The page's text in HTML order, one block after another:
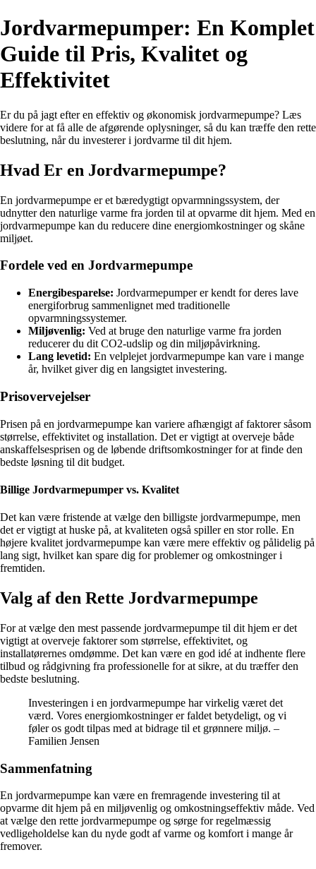
Jordvarmepumper: En Komplet
Guide til Pris, Kvalitet og
Effektivitet
Er du på jagt efter en effektiv og økonomisk jordvarmepumpe? Læs
videre for at få alle de afgørende oplysninger, så du kan træffe den rette
beslutning, når du investerer i jordvarme til dit hjem.
Hvad Er en Jordvarmepumpe?
En jordvarmepumpe er et bæredygtigt opvarmningssystem, der
udnytter den naturlige varme fra jorden til at opvarme dit hjem. Med en
jordvarmepumpe kan du reducere dine energiomkostninger og skåne
miljøet.
Fordele ved en Jordvarmepumpe
Energibesparelse: Jordvarmepumper er kendt for deres lave
energiforbrug sammenlignet med traditionelle
opvarmningssystemer.
Miljøvenlig: Ved at bruge den naturlige varme fra jorden
reducerer du dit CO2-udslip og din miljøpåvirkning.
Lang levetid: En velplejet jordvarmepumpe kan vare i mange
år, hvilket giver dig en langsigtet investering.
Prisovervejelser
Prisen på en jordvarmepumpe kan variere afhængigt af faktorer såsom
størrelse, effektivitet og installation. Det er vigtigt at overveje både
anskaffelsesprisen og de løbende driftsomkostninger for at finde den
bedste løsning til dit budget.
Billige Jordvarmepumper vs. Kvalitet
Det kan være fristende at vælge den billigste jordvarmepumpe, men
det er vigtigt at huske på, at kvaliteten også spiller en stor rolle. En
højere kvalitet jordvarmepumpe kan være mere effektiv og pålidelig på
lang sigt, hvilket kan spare dig for problemer og omkostninger i
fremtiden.
Valg af den Rette Jordvarmepumpe
For at vælge den mest passende jordvarmepumpe til dit hjem er det
vigtigt at overveje faktorer som størrelse, effektivitet, og
installatørernes omdømme. Det kan være en god idé at indhente flere
tilbud og rådgivning fra professionelle for at sikre, at du træffer den
bedste beslutning.
Investeringen i en jordvarmepumpe har virkelig været det
værd. Vores energiomkostninger er faldet betydeligt, og vi
føler os godt tilpas med at bidrage til et grønnere miljø. –
Familien Jensen
Sammenfatning
En jordvarmepumpe kan være en fremragende investering til at
opvarme dit hjem på en miljøvenlig og omkostningseffektiv måde. Ved
at vælge den rette jordvarmepumpe og sørge for regelmæssig
vedligeholdelse kan du nyde godt af varme og komfort i mange år
fremover.